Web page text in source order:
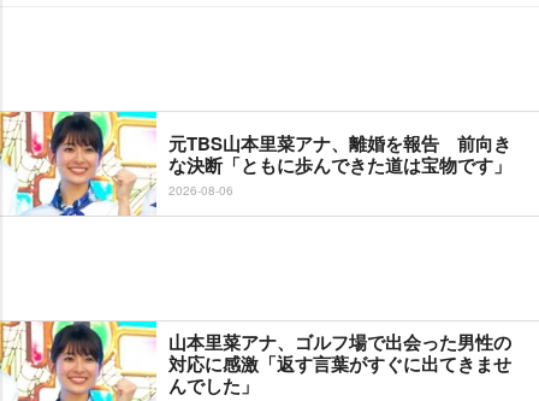
元TBS山本里菜アナ、離婚を報告 前向き
な決断「ともに歩んできた道は宝物です」
2026-08-06
山本里菜アナ、ゴルフ場で出会った男性の
対応に感激「返す言葉がすぐに出てきませ
んでした」